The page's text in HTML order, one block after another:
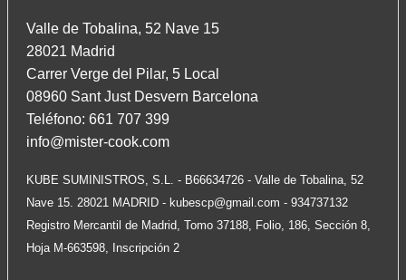
Valle de Tobalina, 52 Nave 15
28021 Madrid
Carrer Verge del Pilar, 5 Local
08960 Sant Just Desvern Barcelona
Teléfono: 661 707 399
info@mister-cook.com
KUBE SUMINISTROS, S.L. - B66634726 - Valle de Tobalina, 52
Nave 15. 28021 MADRID - kubescp@gmail.com - 934737132
Registro Mercantil de Madrid, Tomo 37188, Folio, 186, Sección 8,
Hoja M-663598, Inscripción 2